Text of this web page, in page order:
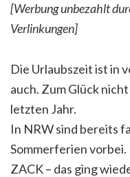
[Werbung unbezahlt
Verlinkungen]
Die Urlaubszeit ist in
auch. Zum Glück
letzten Jahr.
In NRW sind bereits
Sommerferien vorbei.
ZACK – das ging